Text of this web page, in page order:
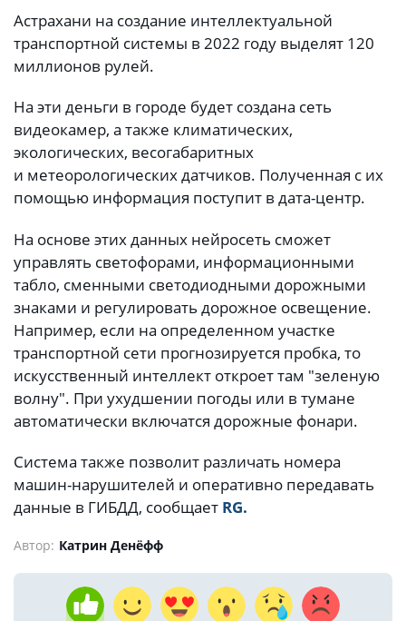
Астрахани на создание интеллектуальной
транспортной системы в 2022 году выделят 120
миллионов рулей.
На эти деньги в городе будет создана сеть
видеокамер, а также климатических,
экологических, весогабаритных
и метеорологических датчиков. Полученная с их
помощью информация поступит в дата-центр.
На основе этих данных нейросеть сможет
управлять светофорами, информационными
табло, сменными светодиодными дорожными
знаками и регулировать дорожное освещение.
Например, если на определенном участке
транспортной сети прогнозируется пробка, то
искусственный интеллект откроет там "зеленую
волну". При ухудшении погоды или в тумане
автоматически включатся дорожные фонари.
Система также позволит различать номера
машин-нарушителей и оперативно передавать
данные в ГИБДД, сообщает RG.
Автор: Катрин Денёфф